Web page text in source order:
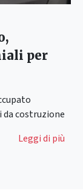
per
costruzione
Leggi di più